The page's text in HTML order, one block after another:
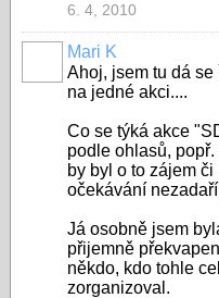
6. 4, 2010
Mari K
Ahoj, jsem tu dá
na jedné akci....
Co se týká akce
podle ohlasů,
by byl o to zájem
očekávání
Já osobně jsem
přijemně
někdo, kdo tohle
zorganizoval.